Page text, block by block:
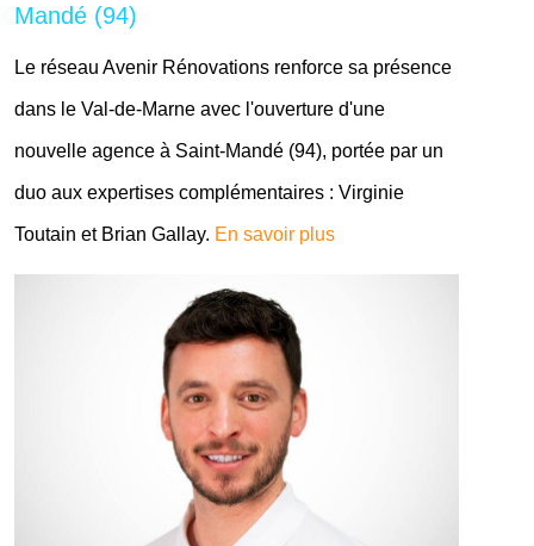
Mandé (94)
Le réseau Avenir Rénovations renforce sa présence
dans le Val-de-Marne avec l'ouverture d'une
nouvelle agence à Saint-Mandé (94), portée par un
duo aux expertises complémentaires : Virginie
Toutain et Brian Gallay. En savoir plus